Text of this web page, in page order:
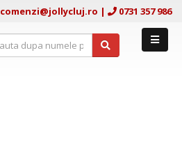
comenzi@jollycluj.ro | 0731 357 986